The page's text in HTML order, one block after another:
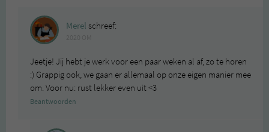
Merel schreef:
Jeetje! Jij hebt je werk voor een paar weken al af, zo te horen
:) Grappig ook, we gaan er allemaal op onze eigen manier mee
om. Voor nu: rust lekker even uit <3
Beantwoorden